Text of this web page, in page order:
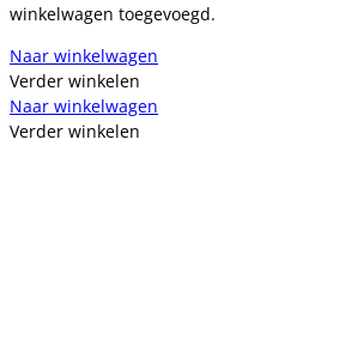
winkelwagen toegevoegd.
Naar winkelwagen
Verder winkelen
Naar winkelwagen
Verder winkelen